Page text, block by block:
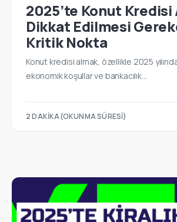
2025’te Konut Kredisi
Dikkat Edilmesi
Kritik Nokta
Konut kredisi almak, özellikle 2025
ekonomik koşullar ve bankacılık…
2 DAKIKA(OKUNMA SÜRESI)